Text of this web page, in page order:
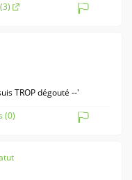
TROP dégouté --'
(0)